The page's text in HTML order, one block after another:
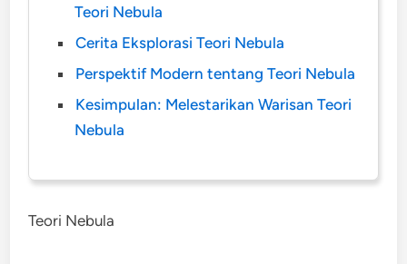
Teori Nebula
Cerita Eksplorasi Teori Nebula
Perspektif Modern tentang Teori Nebula
Kesimpulan: Melestarikan Warisan Teori
Nebula
Teori Nebula